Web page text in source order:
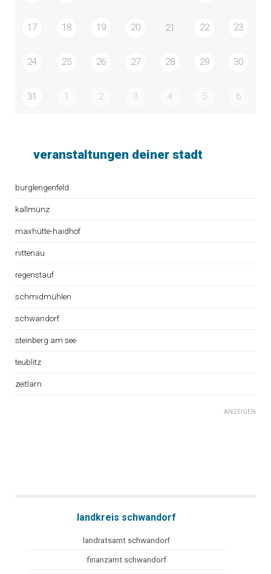
17 18 19 20 21 22 23
24 25 26 27 28 29 30
31 1 2 3 4 5 6
veranstaltungen deiner stadt
burglengenfeld
kallmünz
maxhütte-haidhof
nittenau
regenstauf
schmidmühlen
schwandorf
steinberg am see
teublitz
zeitlarn
ANZEIGEN
landkreis schwandorf
landratsamt schwandorf
finanzamt schwandorf